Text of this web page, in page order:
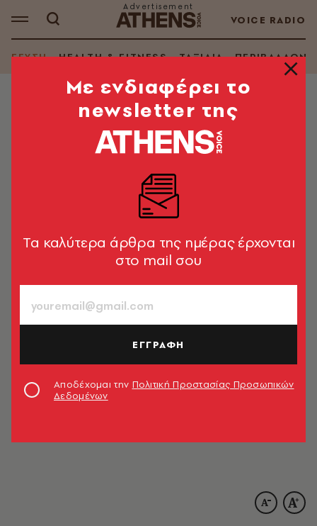
VOICE RADIO
ΓΕΥΣΗ HEALTH & FITNESS ΤΑΞΙΔΙΑ ΠΕΡΙΒΑΛΛΟΝ
Κάνε μου λιγάκι «Moouu»…
Το steak house που λατρεύουν οι κρεατοφάγοι
1’ ΔΙΑΒΑΣΜΑ
Mε ενδιαφέρει το
newsletter της
Tα καλύτερα άρθρα της ημέρας έρχονται
στο mail σου
ΕΓΓΡΑΦΗ
Αποδέχομαι την Πολιτική Προστασίας Προσωπικών
Δεδομένων